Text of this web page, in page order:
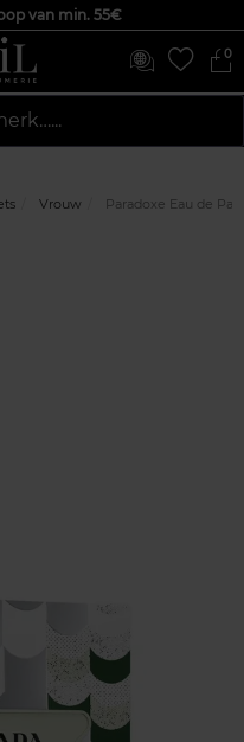
van min. 55€
0
Vrouw Paradoxe Eau de